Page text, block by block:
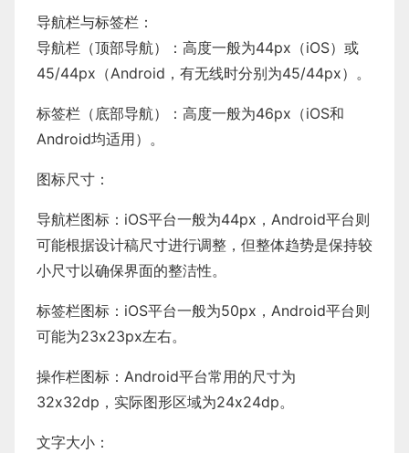
导航栏与标签栏：
导航栏（顶部导航）：高度一般为44px（iOS）或
45/44px（Android，有无线时分别为45/44px）。
标签栏（底部导航）：高度一般为46px（iOS和
Android均适用）。
图标尺寸：
导航栏图标：iOS平台一般为44px，Android平台则
可能根据设计稿尺寸进行调整，但整体趋势是保持较
小尺寸以确保界面的整洁性。
标签栏图标：iOS平台一般为50px，Android平台则
可能为23x23px左右。
操作栏图标：Android平台常用的尺寸为
32x32dp，实际图形区域为24x24dp。
文字大小：